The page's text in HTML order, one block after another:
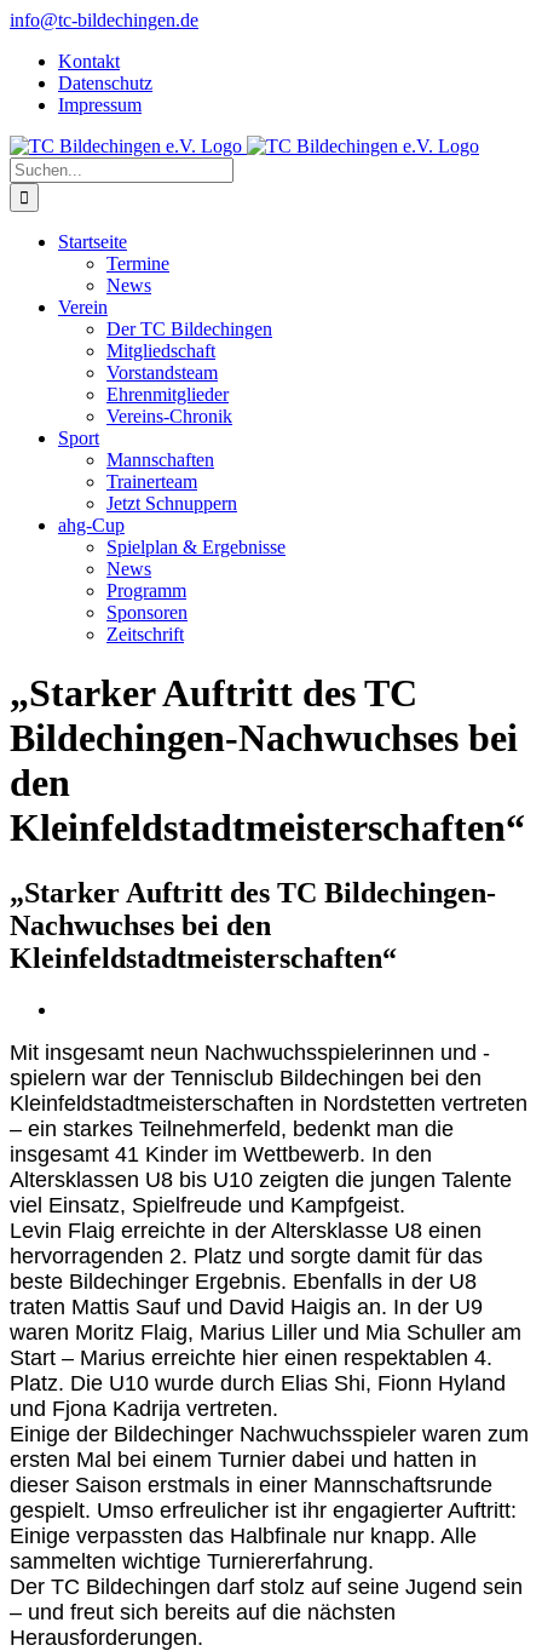
Zum
springen
info@tc-bildechingen.de
Kontakt
Datenschutz
Impressum
Suche
nach:
Startseite
Termine
News
Verein
Der TC Bildechingen
Mitgliedschaft
Vorstandsteam
Ehrenmitglieder
Vereins-Chronik
Sport
Mannschaften
Trainerteam
Jetzt Schnuppern
ahg-Cup
Spielplan & Ergebnisse
News
Programm
Sponsoren
Zeitschrift
„Starker Auftritt des TC
Bildechingen-Nachwuchses bei
den
Kleinfeldstadtmeisterschaften“
„Starker Auftritt des TC Bildechingen-
Nachwuchses bei den
Kleinfeldstadtmeisterschaften“
Bild
Mit insgesamt neun Nachwuchsspielerinnen und -
spielern war der Tennisclub Bildechingen bei den
Kleinfeldstadtmeisterschaften in Nordstetten vertreten
– ein starkes Teilnehmerfeld, bedenkt man die
insgesamt 41 Kinder im Wettbewerb. In den
Altersklassen U8 bis U10 zeigten die jungen Talente
viel Einsatz, Spielfreude und Kampfgeist.
Levin Flaig erreichte in der Altersklasse U8 einen
hervorragenden 2. Platz und sorgte damit für das
beste Bildechinger Ergebnis. Ebenfalls in der U8
traten Mattis Sauf und David Haigis an. In der U9
waren Moritz Flaig, Marius Liller und Mia Schuller am
Start – Marius erreichte hier einen respektablen 4.
Platz. Die U10 wurde durch Elias Shi, Fionn Hyland
und Fjona Kadrija vertreten.
Einige der Bildechinger Nachwuchsspieler waren zum
ersten Mal bei einem Turnier dabei und hatten in
dieser Saison erstmals in einer Mannschaftsrunde
gespielt. Umso erfreulicher ist ihr engagierter Auftritt:
Einige verpassten das Halbfinale nur knapp. Alle
sammelten wichtige Turniererfahrung.
Der TC Bildechingen darf stolz auf seine Jugend sein
– und freut sich bereits auf die nächsten
Herausforderungen.